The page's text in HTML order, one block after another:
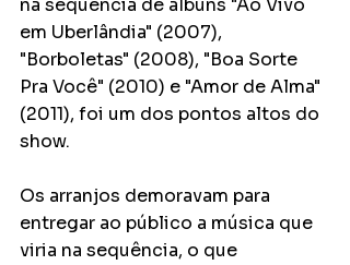
na sequência de álbuns "Ao Vivo
em Uberlândia" (2007),
"Borboletas" (2008), "Boa Sorte
Pra Você" (2010) e "Amor de Alma"
(2011), foi um dos pontos altos do
show.
Os arranjos demoravam para
entregar ao público a música que
viria na sequência, o que